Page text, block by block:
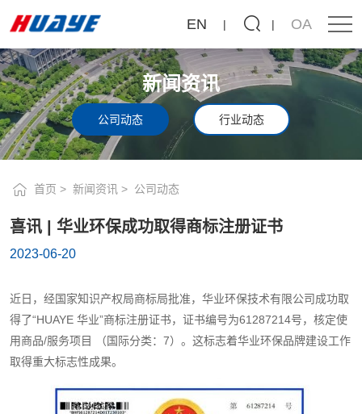
EN OA
喜
讯
|
华
业
环
保
功
取
得
商
标
注
新闻资讯
公司动态 行业动态
首页 新闻资讯 公司动态
喜讯 | 华业环保成功取得商标注册证书
2023-06-20
近日，经国家知识产权局商标局批准，华业环保技术有限公司成功取
得了“HUAYE 华业”商标注册证书，证书编号为61287214号，核定使
用商品/服务项目 （国际分类：7）。这标志着华业环保品牌建设工作
取得重大标志性成果。